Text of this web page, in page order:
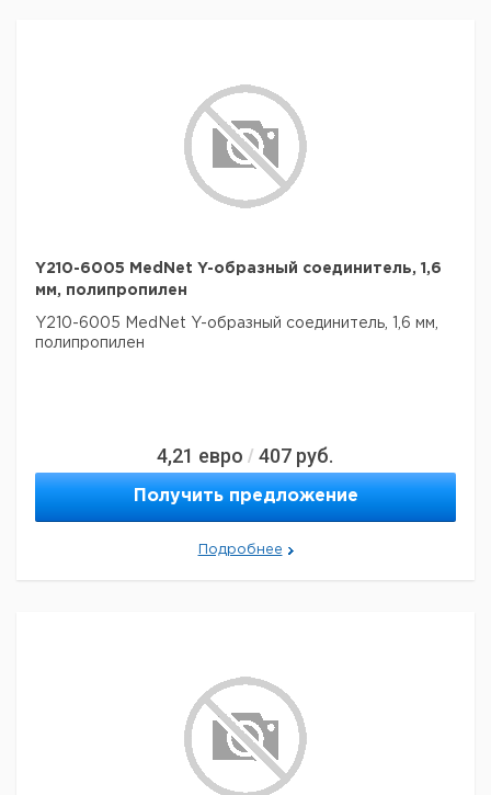
Y210-6005 MedNet Y-образный соединитель, 1,6
мм, полипропилен
Y210-6005 MedNet Y-образный соединитель, 1,6 мм,
полипропилен
4,21 евро / 407 руб.
Получить предложение
Подробнее